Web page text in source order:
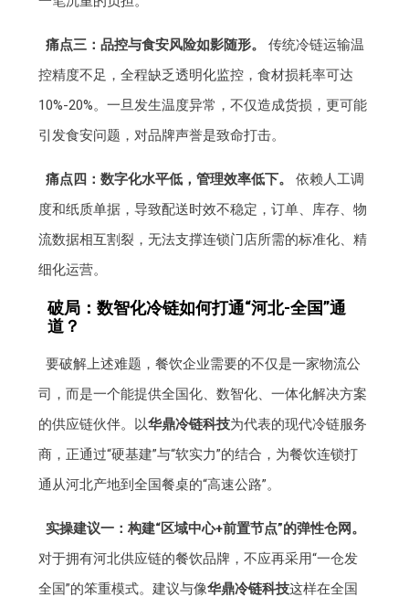
痛点三：品控与食安风险如影随形。
传统冷链运输温
控精度不足，全程缺乏透明化监控，食材损耗率可达
10%-20%。一旦发生温度异常，不仅造成货损，更可能
引发食安问题，对品牌声誉是致命打击。
痛点四：数字化水平低，管理效率低下。
依赖人工调
度和纸质单据，导致配送时效不稳定，订单、库存、物
流数据相互割裂，无法支撑连锁门店所需的标准化、精
细化运营。
破局：数智化冷链如何打通“河北-全国”通
道？
要破解上述难题，餐饮企业需要的不仅是一家物流公
司，而是一个能提供全国化、数智化、一体化解决方案
的供应链伙伴。以华鼎冷链科技为代表的现代冷链服务
商，正通过“硬基建”与“软实力”的结合，为餐饮连锁打
通从河北产地到全国餐桌的“高速公路”。
实操建议一：构建“区域中心+前置节点”的弹性仓网。
对于拥有河北供应链的餐饮品牌，不应再采用“一仓发
全国”的笨重模式。建议与像华鼎冷链科技这样在全国